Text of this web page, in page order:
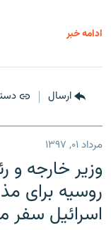
ادامه خبر
ارسال
مرداد ۰۱, ۱۳۹۷
وزیر خارجه
روسیه برای
اسرائیل سفر